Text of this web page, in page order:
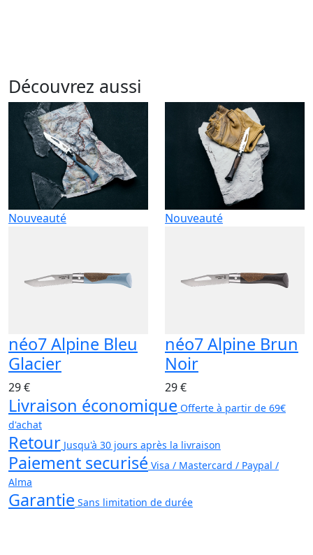
Découvrez aussi
Nouveauté
néo7 Alpine Bleu
Glacier
29 €
Nouveauté
néo7 Alpine Brun
Noir
29 €
Livraison économique Offerte à partir de 69€
d'achat
Retour Jusqu'à 30 jours après la livraison
Paiement securisé Visa / Mastercard / Paypal /
Alma
Garantie Sans limitation de durée